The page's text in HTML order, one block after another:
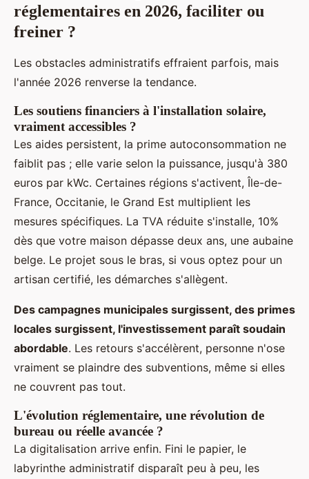
réglementaires en 2026, faciliter ou
freiner ?
Les obstacles administratifs effraient parfois, mais
l'année 2026 renverse la tendance.
Les soutiens financiers à l'installation solaire,
vraiment accessibles ?
Les aides persistent, la prime autoconsommation ne
faiblit pas ; elle varie selon la puissance, jusqu'à 380
euros par kWc. Certaines régions s'activent, Île-de-
France, Occitanie, le Grand Est multiplient les
mesures spécifiques. La TVA réduite s'installe, 10%
dès que votre maison dépasse deux ans, une aubaine
belge. Le projet sous le bras, si vous optez pour un
artisan certifié, les démarches s'allègent.
Des campagnes municipales surgissent, des primes
locales surgissent, l'investissement paraît soudain
abordable. Les retours s'accélèrent, personne n'ose
vraiment se plaindre des subventions, même si elles
ne couvrent pas tout.
L'évolution réglementaire, une révolution de
bureau ou réelle avancée ?
La digitalisation arrive enfin. Fini le papier, le
labyrinthe administratif disparaît peu à peu, les